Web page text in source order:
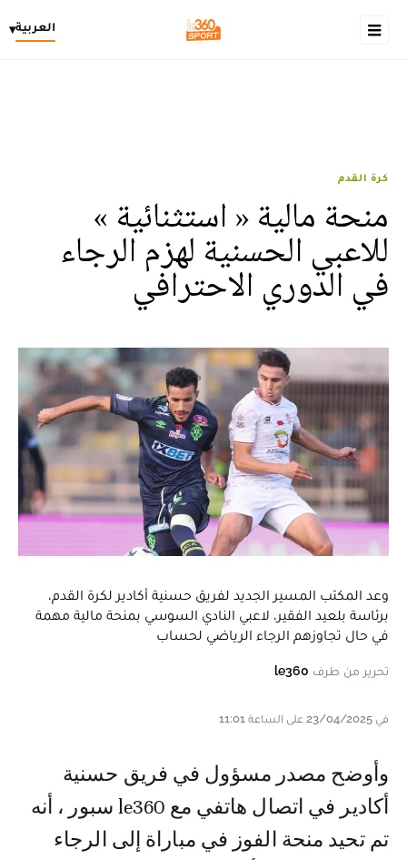
العربية▾
كرة القدم
منحة مالية « استثنائية »
للاعبي الحسنية لهزم الرجاء
في الدوري الاحترافي
وعد المكتب المسير الجديد لفريق حسنية أكادير لكرة القدم،
برئاسة بلعيد الفقير، لاعبي النادي السوسي بمنحة مالية مهمة
في حال تجاوزهم الرجاء الرياضي لحساب
تحرير من طرف le360
في 23/04/2025 على الساعة 11:01
وأوضح مصدر مسؤول في فريق حسنية
أكادير في اتصال هاتفي مع le360 سبور ، أنه
تم تحيد منحة الفوز في مباراة إلى الرجاء